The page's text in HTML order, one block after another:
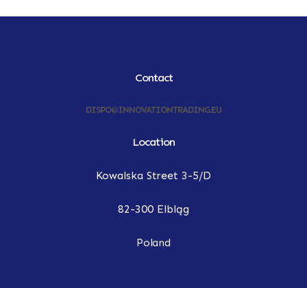
Contact
DISPO@INNOVATIONTRADING.EU
Location
Kowalska Street 3-5/D
82-300 Elbląg
Poland